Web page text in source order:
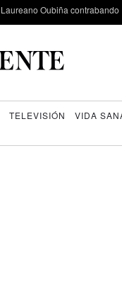
Laureano Oubiña contrabando
TELEVISIÓN VIDA